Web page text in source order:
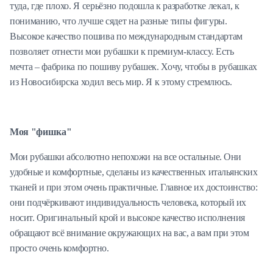
туда, где плохо. Я серьёзно подошла к разработке лекал, к
пониманию, что лучше сядет на разные типы фигуры.
Высокое качество пошива по международным стандартам
позволяет отнести мои рубашки к премиум-классу. Есть
мечта – фабрика по пошиву рубашек. Хочу, чтобы в рубашках
из Новосибирска ходил весь мир. Я к этому стремлюсь.
Моя "фишка"
Мои рубашки абсолютно непохожи на все остальные. Они
удобные и комфортные, сделаны из качественных итальянских
тканей и при этом очень практичные. Главное их достоинство:
они подчёркивают индивидуальность человека, который их
носит. Оригинальный крой и высокое качество исполнения
обращают всё внимание окружающих на вас, а вам при этом
просто очень комфортно.